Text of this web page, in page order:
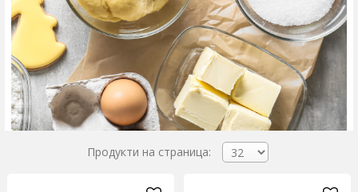
Продукти на страница: